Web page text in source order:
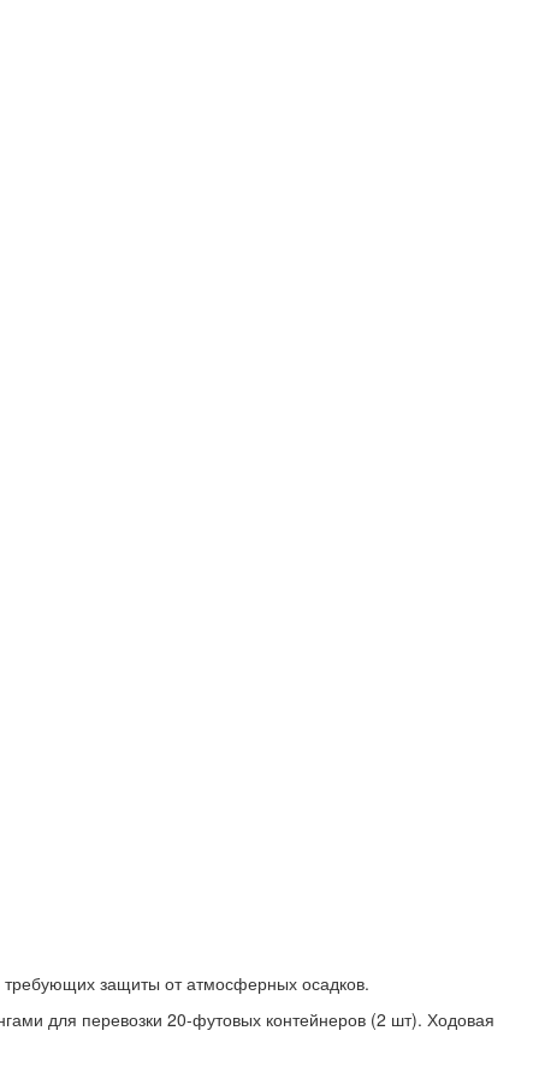
требующих защиты от атмосферных осадков.
для перевозки 20-футовых контейнеров (2 шт). Ходовая